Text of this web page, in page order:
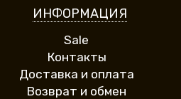
ИНФОРМАЦИЯ
Sale
Контакты
Доставка и оплата
Возврат и обмен